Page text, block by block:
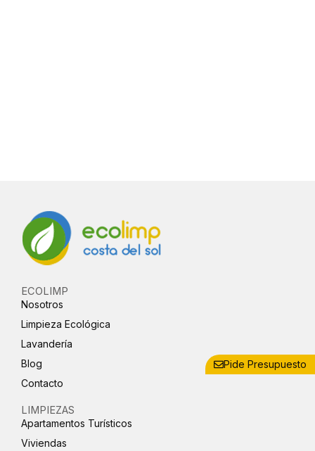
Pide Presupuesto
ECOLIMP
Nosotros
Limpieza Ecológica
Lavandería
Blog
Contacto
LIMPIEZAS
Apartamentos Turísticos
Viviendas